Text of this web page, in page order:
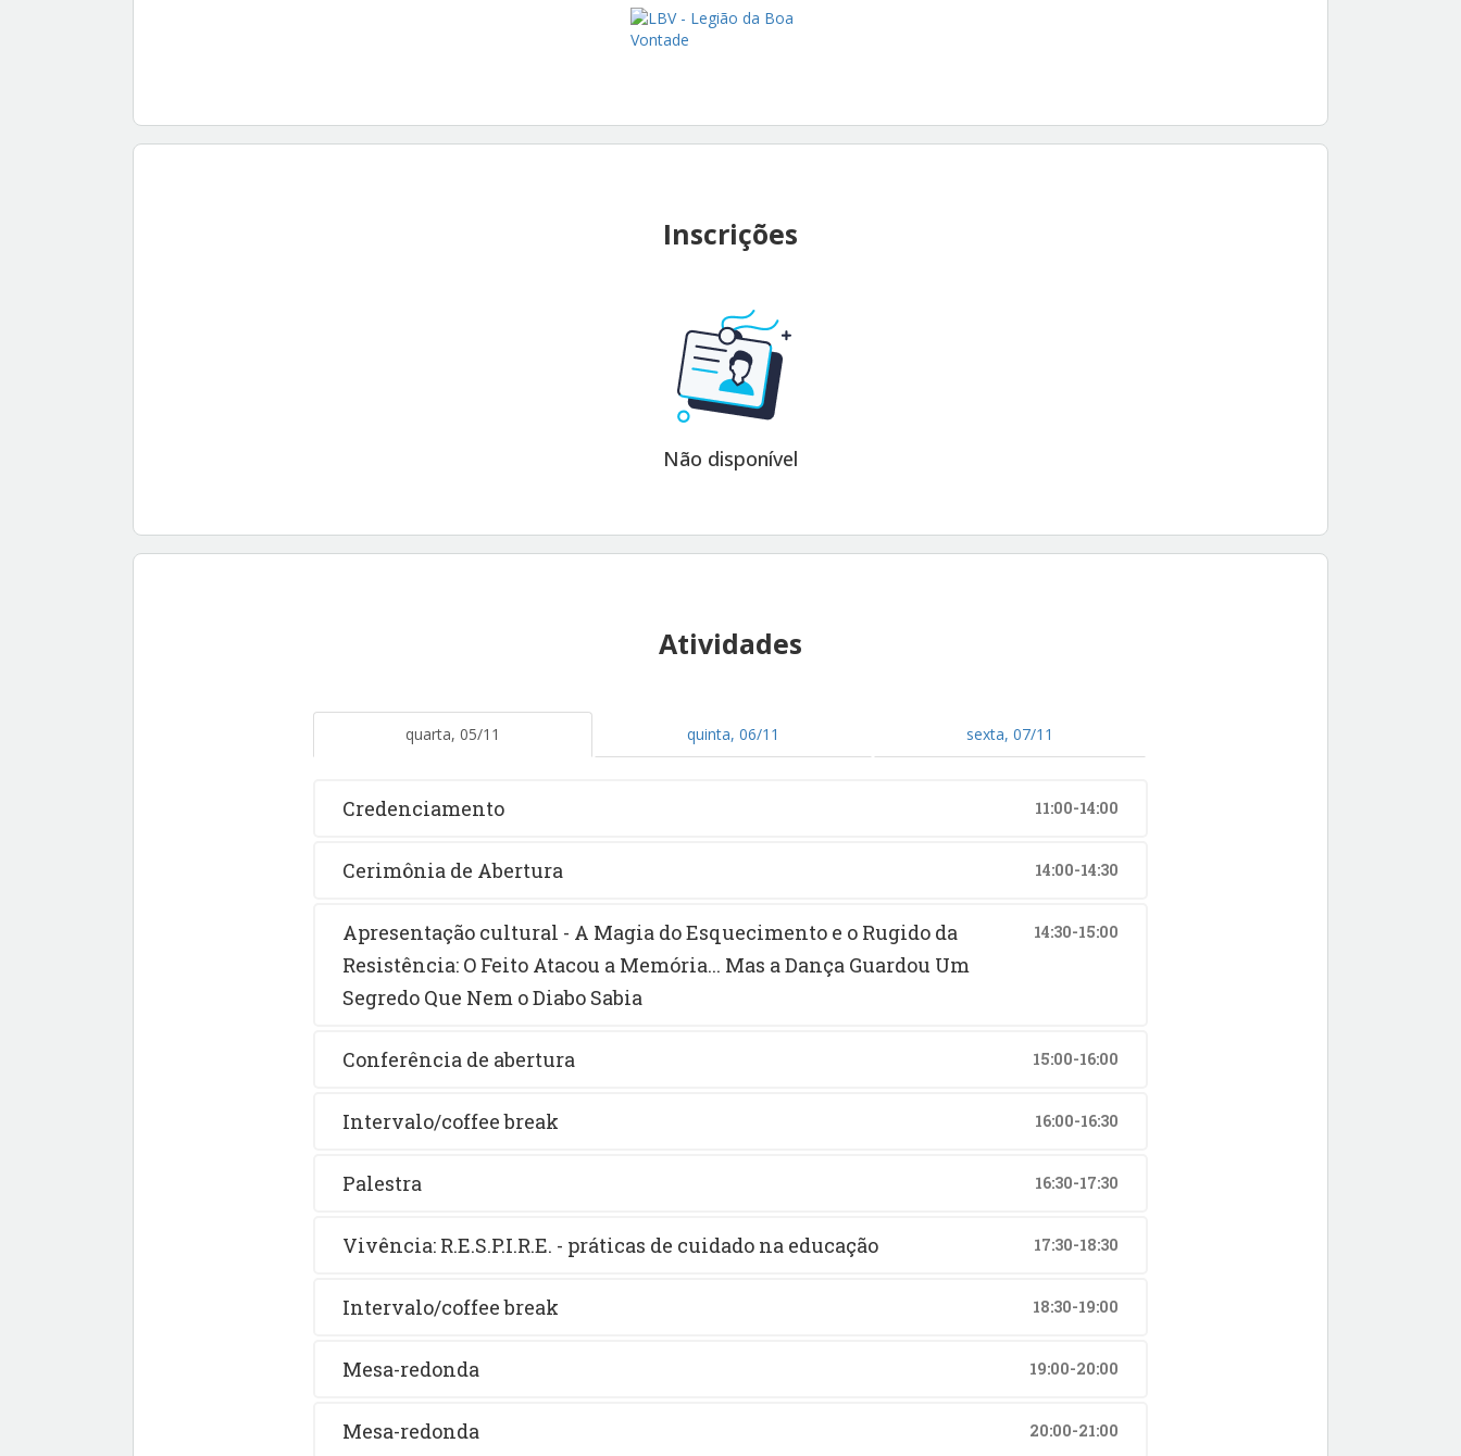
Inscrições
Não disponível
Atividades
quarta, 05/11 quinta, 06/11 sexta, 07/11
Credenciamento 11:00-14:00
Cerimônia de Abertura 14:00-14:30
Apresentação cultural - A Magia do Esquecimento e o Rugido da
Resistência: O Feito Atacou a Memória... Mas a Dança Guardou Um
Segredo Que Nem o Diabo Sabia
14:30-15:00
Conferência de abertura 15:00-16:00
Intervalo/coffee break 16:00-16:30
Palestra 16:30-17:30
Vivência: R.E.S.P.I.R.E. - práticas de cuidado na educação 17:30-18:30
Intervalo/coffee break 18:30-19:00
Mesa-redonda 19:00-20:00
Mesa-redonda 20:00-21:00